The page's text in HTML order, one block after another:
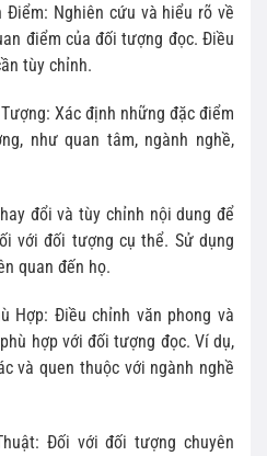
Điểm: Nghiên cứu và hiểu rõ về
điểm của đối tượng đọc. Điều
tùy chỉnh.
Xác định những đặc điểm
như quan tâm, ngành nghề,
đổi và tùy chỉnh nội dung để
với đối tượng cụ thể. Sử dụng
quan đến họ.
Hợp: Điều chỉnh văn phong và
hợp với đối tượng đọc. Ví dụ,
và quen thuộc với ngành nghề
Đối với đối tượng chuyên